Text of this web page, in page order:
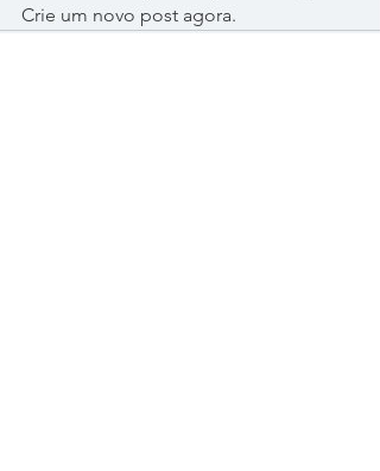
Crie um novo post agora.